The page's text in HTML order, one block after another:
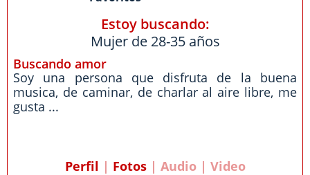
Estoy buscando:
Mujer de 28-35 años
Buscando amor
Soy una persona que disfruta de la buena
musica, de caminar, de charlar al aire libre, me
gusta ...
Perfil | Fotos| Audio | Video